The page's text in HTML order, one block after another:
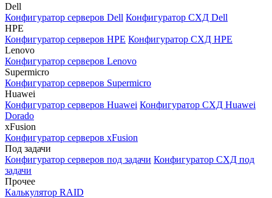
Dell
Конфигуратор серверов Dell Конфигуратор СХД Dell
HPE
Конфигуратор серверов HPE Конфигуратор СХД HPE
Lenovo
Конфигуратор серверов Lenovo
Supermicro
Конфигуратор серверов Supermicro
Huawei
Конфигуратор серверов Huawei Конфигуратор СХД Huawei
Dorado
xFusion
Конфигуратор серверов xFusion
Под задачи
Конфигуратор серверов под задачи Конфигуратор СХД под
задачи
Прочее
Калькулятор RAID